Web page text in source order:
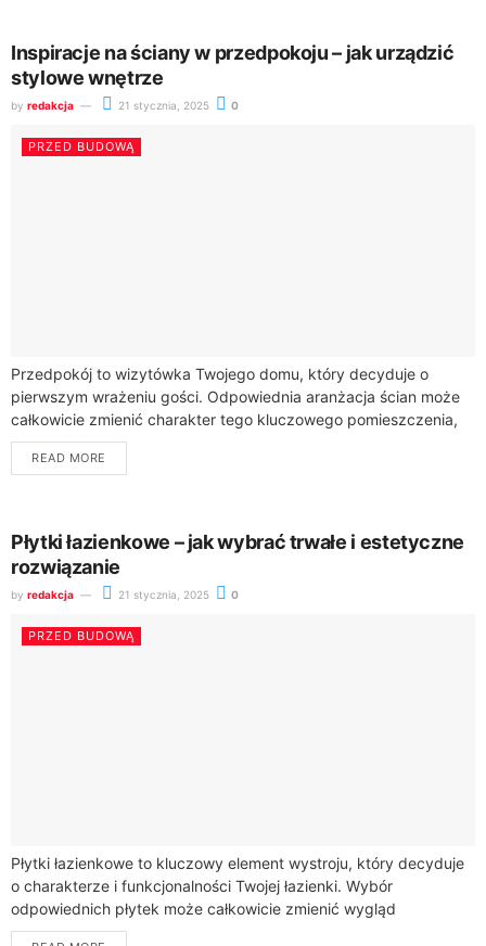
Inspiracje na ściany w przedpokoju – jak urządzić
stylowe wnętrze
by redakcja 21 stycznia, 2025 0
PRZED BUDOWĄ
Przedpokój to wizytówka Twojego domu, który decyduje o
pierwszym wrażeniu gości. Odpowiednia aranżacja ścian może
całkowicie zmienić charakter tego kluczowego pomieszczenia,
tworząc przestrzeń funkcjonalną i estetyczną.Podczas
projektowania wystroju przedpokoju warto...
READ MORE
Płytki łazienkowe – jak wybrać trwałe i estetyczne
rozwiązanie
by redakcja 21 stycznia, 2025 0
PRZED BUDOWĄ
Płytki łazienkowe to kluczowy element wystroju, który decyduje
o charakterze i funkcjonalności Twojej łazienki. Wybór
odpowiednich płytek może całkowicie zmienić wygląd
pomieszczenia, tworząc przestrzeń zarówno praktyczną, jak i